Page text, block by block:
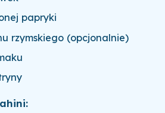
papryki
rzymskiego (opcjonalnie)